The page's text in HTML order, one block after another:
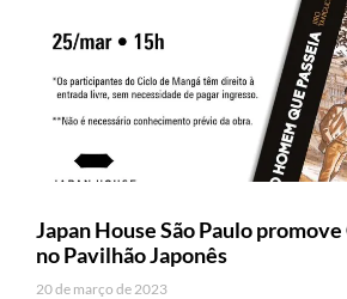
Japan House São Paulo
no Pavilhão Japonês
20 de março de 2023